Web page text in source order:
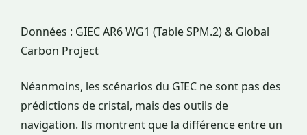
Données : GIEC AR6 WG1 (Table SPM.2) & Global
Carbon Project
Néanmoins, les scénarios du GIEC ne sont pas des
prédictions de cristal, mais des outils de
navigation. Ils montrent que la différence entre un